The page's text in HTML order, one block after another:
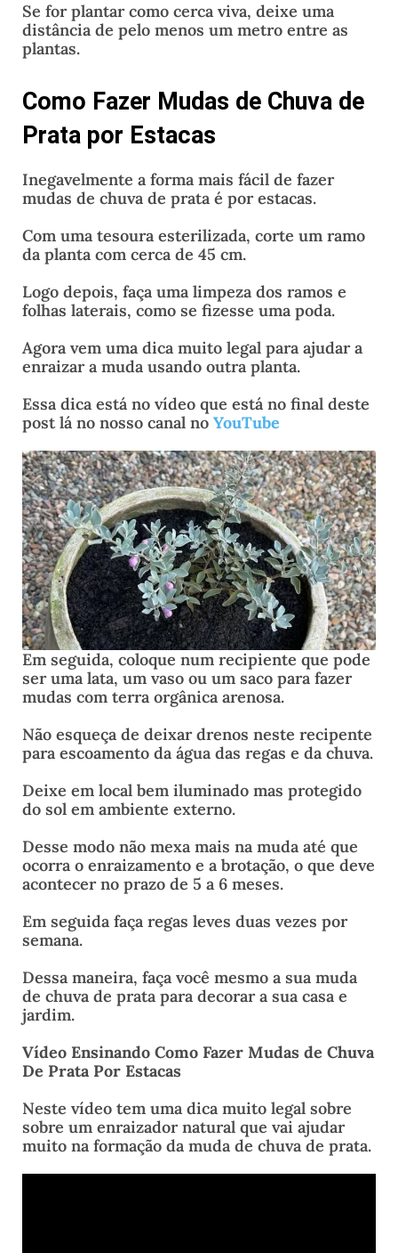
Se for plantar como cerca viva, deixe uma
distância de pelo menos um metro entre as
plantas.
Como Fazer Mudas de Chuva de
Prata por Estacas
Inegavelmente a forma mais fácil de fazer
mudas de chuva de prata é por estacas.
Com uma tesoura esterilizada, corte um ramo
da planta com cerca de 45 cm.
Logo depois, faça uma limpeza dos ramos e
folhas laterais, como se fizesse uma poda.
Agora vem uma dica muito legal para ajudar a
enraizar a muda usando outra planta.
Essa dica está no vídeo que está no final deste
post lá no nosso canal no YouTube
Em seguida, coloque num recipiente que pode
ser uma lata, um vaso ou um saco para fazer
mudas com terra orgânica arenosa.
Não esqueça de deixar drenos neste recipente
para escoamento da água das regas e da chuva.
Deixe em local bem iluminado mas protegido
do sol em ambiente externo.
Desse modo não mexa mais na muda até que
ocorra o enraizamento e a brotação, o que deve
acontecer no prazo de 5 a 6 meses.
Em seguida faça regas leves duas vezes por
semana.
Dessa maneira, faça você mesmo a sua muda
de chuva de prata para decorar a sua casa e
jardim.
Vídeo Ensinando Como Fazer Mudas de Chuva
De Prata Por Estacas
Neste vídeo tem uma dica muito legal sobre
sobre um enraizador natural que vai ajudar
muito na formação da muda de chuva de prata.